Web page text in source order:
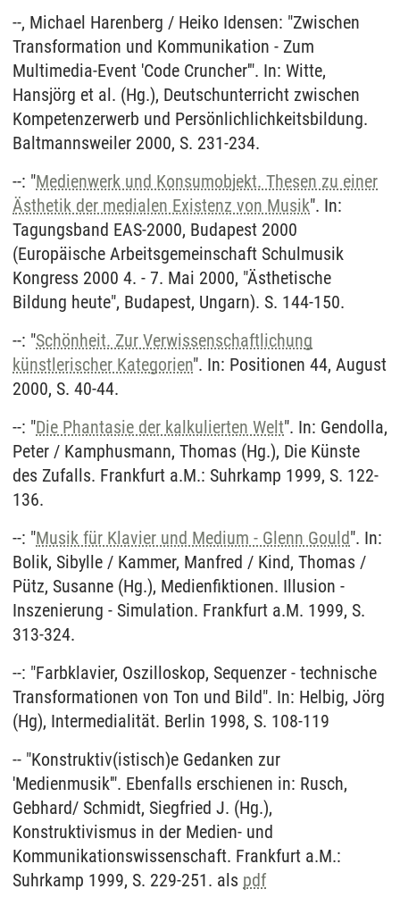
--, Michael Harenberg / Heiko Idensen: "Zwischen
Transformation und Kommunikation - Zum
Multimedia-Event 'Code Cruncher'". In: Witte,
Hansjörg et al. (Hg.), Deutschunterricht zwischen
Kompetenzerwerb und Persönlichlichkeitsbildung.
Baltmannsweiler 2000, S. 231-234.
--: "Medienwerk und Konsumobjekt. Thesen zu einer
Ästhetik der medialen Existenz von Musik". In:
Tagungsband EAS-2000, Budapest 2000
(Europäische Arbeitsgemeinschaft Schulmusik
Kongress 2000 4. - 7. Mai 2000, "Ästhetische
Bildung heute", Budapest, Ungarn). S. 144-150.
--: "Schönheit. Zur Verwissenschaftlichung
künstlerischer Kategorien". In: Positionen 44, August
2000, S. 40-44.
--: "Die Phantasie der kalkulierten Welt". In: Gendolla,
Peter / Kamphusmann, Thomas (Hg.), Die Künste
des Zufalls. Frankfurt a.M.: Suhrkamp 1999, S. 122-
136.
--: "Musik für Klavier und Medium - Glenn Gould". In:
Bolik, Sibylle / Kammer, Manfred / Kind, Thomas /
Pütz, Susanne (Hg.), Medienfiktionen. Illusion -
Inszenierung - Simulation. Frankfurt a.M. 1999, S.
313-324.
--: "Farbklavier, Oszilloskop, Sequenzer - technische
Transformationen von Ton und Bild". In: Helbig, Jörg
(Hg), Intermedialität. Berlin 1998, S. 108-119
-- "Konstruktiv(istisch)e Gedanken zur
'Medienmusik'". Ebenfalls erschienen in: Rusch,
Gebhard/ Schmidt, Siegfried J. (Hg.),
Konstruktivismus in der Medien- und
Kommunikationswissenschaft. Frankfurt a.M.:
Suhrkamp 1999, S. 229-251. als pdf